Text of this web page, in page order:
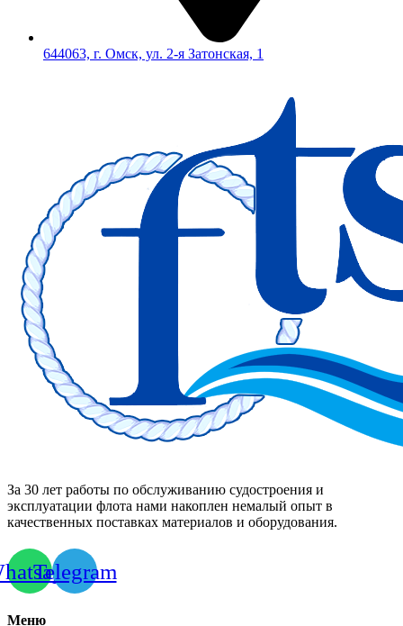
644063, г. Омск, ул. 2-я Затонская, 1
За 30 лет работы по обслуживанию судостроения и
эксплуатации флота нами накоплен немалый опыт в
качественных поставках материалов и оборудования.
Telegram
Меню